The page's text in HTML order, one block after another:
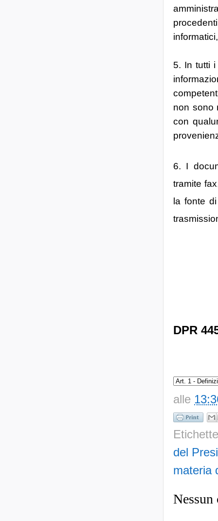
5. In tutti
non sono
con
6. I
tramite
la fonte
DPR
alle
del
materia
Nessun